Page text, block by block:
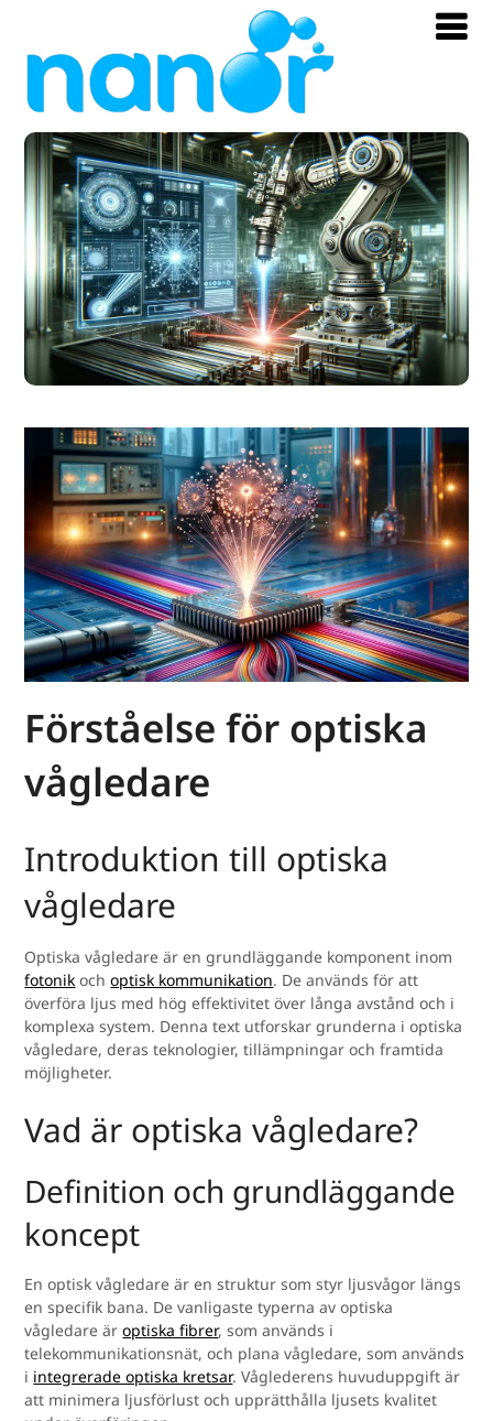
Förståelse för optiska
vågledare
Introduktion till optiska
vågledare
Optiska vågledare är en grundläggande komponent inom
fotonik ochoptisk kommunikation. De används för att
överföra ljus med hög effektivitet över långa avstånd och i
komplexa system. Denna text utforskar grunderna i optiska
vågledare, deras teknologier, tillämpningar och framtida
möjligheter.
Vad är optiska vågledare?
Definition och grundläggande
koncept
En optisk vågledare är en struktur som styr ljusvågor längs
en specifik bana. De vanligaste typerna av optiska
vågledare äroptiska fibrer, som används i
telekommunikationsnät, och plana vågledare, som används
i integrerade optiska kretsar. Våglederens huvuduppgift är
att minimera ljusförlust och upprätthålla ljusets kvalitet